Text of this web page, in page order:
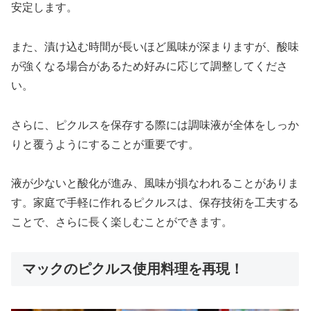
安定します。
また、漬け込む時間が長いほど風味が深まりますが、酸味
が強くなる場合があるため好みに応じて調整してくださ
い。
さらに、ピクルスを保存する際には調味液が全体をしっか
りと覆うようにすることが重要です。
液が少ないと酸化が進み、風味が損なわれることがありま
す。家庭で手軽に作れるピクルスは、保存技術を工夫する
ことで、さらに長く楽しむことができます。
マックのピクルス使用料理を再現！